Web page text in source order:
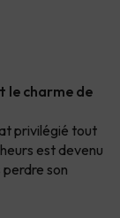
le charme de
privilégié tout
est devenu
son